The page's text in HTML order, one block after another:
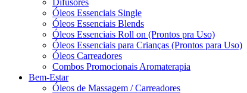
Difusores
Óleos Essenciais Single
Óleos Essenciais Blends
Óleos Essenciais Roll on (Prontos pra Uso)
Óleos Essenciais para Crianças (Prontos para Uso)
Óleos Carreadores
Combos Promocionais Aromaterapia
Bem-Estar
Óleos de Massagem / Carreadores